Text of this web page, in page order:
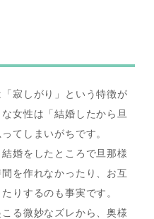
寂しがり」という特徴が
女性は「結婚したから旦
てしまいがちです。
婚をしたところで旦那様
を作れなかったり、お互
りするのも事実です。
る微妙なズレから、奥様